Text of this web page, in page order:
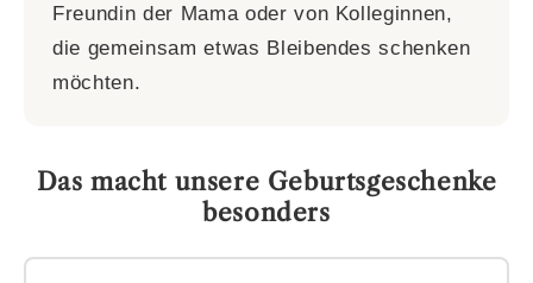
Freundin der Mama oder von Kolleginnen,
die gemeinsam etwas Bleibendes schenken
möchten.
Das macht unsere Geburtsgeschenke
besonders